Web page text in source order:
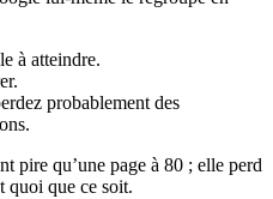
à atteindre.
probablement des
pire qu’une page à 80 ; elle perd
quoi que ce soit.